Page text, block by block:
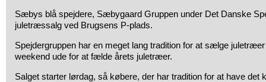
Sæbys blå spejdere, Sæbygaard Gruppen under Det Danske
juletræssalg ved Brugsens P-plads.
Spejdergruppen har en meget lang tradition for at sælge
weekend ude for at fælde årets juletræer.
Salget starter lørdag, så købere, der har tradition for at have det